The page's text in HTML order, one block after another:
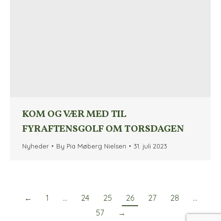
KOM OG VÆR MED TIL
FYRAFTENSGOLF OM TORSDAGEN
Nyheder By Pia Møberg Nielsen 31. juli 2023
← 1 … 24 25 26 27 28
…
57
→